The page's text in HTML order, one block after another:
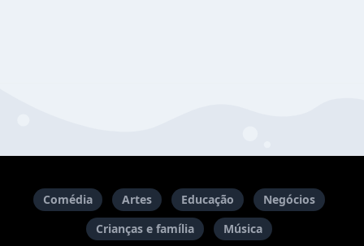
Comédia Artes Educação
Negócios
Crianças e família
Música